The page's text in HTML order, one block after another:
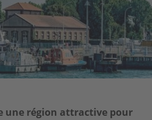
une région attractive pour